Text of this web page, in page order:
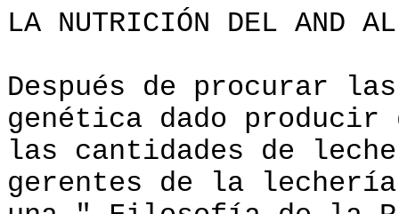
LA NUTRICIÓN DEL AND
Después de procurar
genética dado producir
las cantidades de
gerentes de la